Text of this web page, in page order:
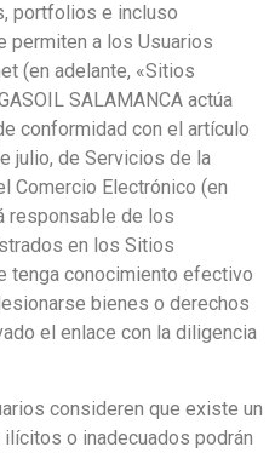
portfolios e incluso
permiten a los Usuarios
(en adelante, «Sitios
SALAMANCA actúa
conformidad con el artículo
julio, de Servicios de la
Comercio Electrónico (en
responsable de los
en los Sitios
tenga conocimiento efectivo
bienes o derechos
el enlace con la diligencia
consideren que existe un
o inadecuados podrán